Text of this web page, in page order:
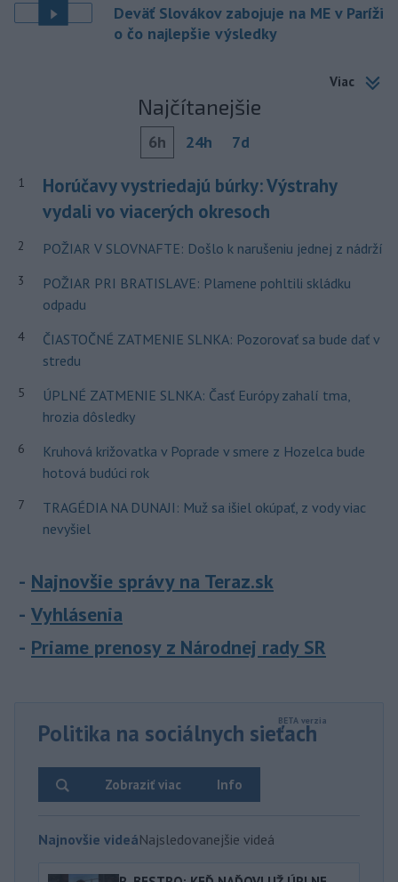
Deväť Slovákov zabojuje na ME v Paríži
o čo najlepšie výsledky
Viac
Najčítanejšie
6h 24h 7d
1
Horúčavy vystriedajú búrky: Výstrahy
vydali vo viacerých okresoch
2 POŽIAR V SLOVNAFTE: Došlo k narušeniu jednej z nádrží
3
POŽIAR PRI BRATISLAVE: Plamene pohltili skládku
odpadu
4
ČIASTOČNÉ ZATMENIE SLNKA: Pozorovať sa bude dať v
stredu
5
ÚPLNÉ ZATMENIE SLNKA: Časť Európy zahalí tma,
hrozia dôsledky
6
Kruhová križovatka v Poprade v smere z Hozelca bude
hotová budúci rok
7
TRAGÉDIA NA DUNAJI: Muž sa išiel okúpať, z vody viac
nevyšiel
Najnovšie správy na Teraz.sk
Vyhlásenia
Priame prenosy z Národnej rady SR
Politika na sociálnych sieťach
Info
Zobraziť viac
Najnovšie videáNajsledovanejšie videá